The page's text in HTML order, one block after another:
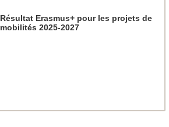
Résultat Erasmus+ pour les projets de
mobilités 2025-2027